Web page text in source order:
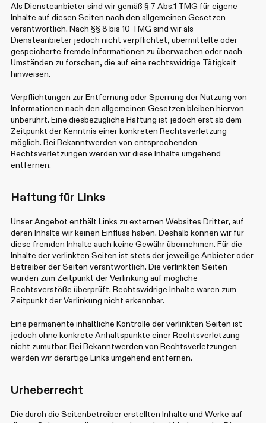
Als Diensteanbieter sind wir gemäß § 7 Abs.1 TMG für eigene
Inhalte auf diesen Seiten nach den allgemeinen Gesetzen
verantwortlich. Nach §§ 8 bis 10 TMG sind wir als
Diensteanbieter jedoch nicht verpflichtet, übermittelte oder
gespeicherte fremde Informationen zu überwachen oder nach
Umständen zu forschen, die auf eine rechtswidrige Tätigkeit
hinweisen.
Verpflichtungen zur Entfernung oder Sperrung der Nutzung von
Informationen nach den allgemeinen Gesetzen bleiben hiervon
unberührt. Eine diesbezügliche Haftung ist jedoch erst ab dem
Zeitpunkt der Kenntnis einer konkreten Rechtsverletzung
möglich. Bei Bekanntwerden von entsprechenden
Rechtsverletzungen werden wir diese Inhalte umgehend
entfernen.
Haftung für Links
Unser Angebot enthält Links zu externen Websites Dritter, auf
deren Inhalte wir keinen Einfluss haben. Deshalb können wir für
diese fremden Inhalte auch keine Gewähr übernehmen. Für die
Inhalte der verlinkten Seiten ist stets der jeweilige Anbieter oder
Betreiber der Seiten verantwortlich. Die verlinkten Seiten
wurden zum Zeitpunkt der Verlinkung auf mögliche
Rechtsverstöße überprüft. Rechtswidrige Inhalte waren zum
Zeitpunkt der Verlinkung nicht erkennbar.
Eine permanente inhaltliche Kontrolle der verlinkten Seiten ist
jedoch ohne konkrete Anhaltspunkte einer Rechtsverletzung
nicht zumutbar. Bei Bekanntwerden von Rechtsverletzungen
werden wir derartige Links umgehend entfernen.
Urheberrecht
Die durch die Seitenbetreiber erstellten Inhalte und Werke auf